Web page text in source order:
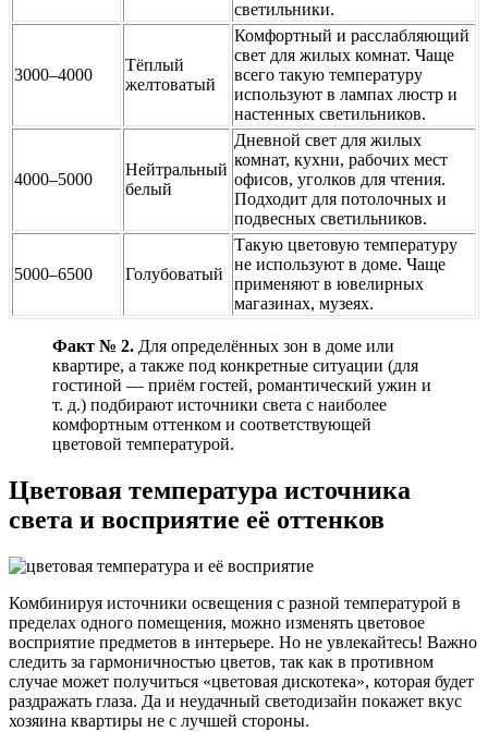
светильники.
3000–4000
Тёплый
желтоватый
Комфортный и расслабляющий
свет для жилых комнат. Чаще
всего такую температуру
используют в лампах люстр и
настенных светильников.
4000–5000
Нейтральный
белый
Дневной свет для жилых
комнат, кухни, рабочих мест
офисов, уголков для чтения.
Подходит для потолочных и
подвесных светильников.
5000–6500 Голубоватый
Такую цветовую температуру
не используют в доме. Чаще
применяют в ювелирных
магазинах, музеях.
Факт № 2. Для определённых зон в доме или
квартире, а также под конкретные ситуации (для
гостиной — приём гостей, романтический ужин и
т. д.) подбирают источники света с наиболее
комфортным оттенком и соответствующей
цветовой температурой.
Цветовая температура источника
света и восприятие её оттенков
Комбинируя источники освещения с разной температурой в
пределах одного помещения, можно изменять цветовое
восприятие предметов в интерьере. Но не увлекайтесь! Важно
следить за гармоничностью цветов, так как в противном
случае может получиться «цветовая дискотека», которая будет
раздражать глаза. Да и неудачный светодизайн покажет вкус
хозяина квартиры не с лучшей стороны.